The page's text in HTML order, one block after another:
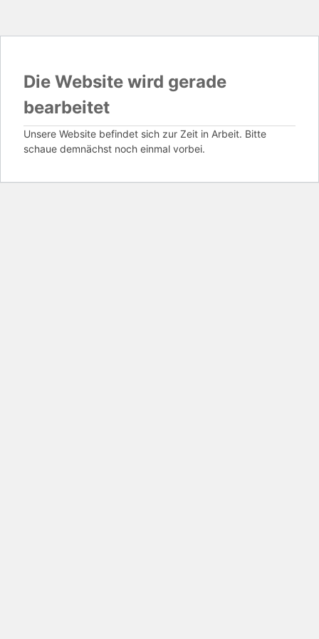
Die Website wird gerade
bearbeitet
Unsere Website befindet sich zur Zeit in Arbeit. Bitte
schaue demnächst noch einmal vorbei.